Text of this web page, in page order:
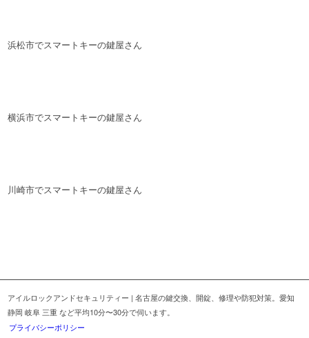
浜松市でスマートキーの鍵屋さん
横浜市でスマートキーの鍵屋さん
川崎市でスマートキーの鍵屋さん
アイルロックアンドセキュリティー | 名古屋の鍵交換、開錠、修理や防犯対策。愛知
静岡 岐阜 三重 など平均10分〜30分で伺います。
プライバシーポリシー